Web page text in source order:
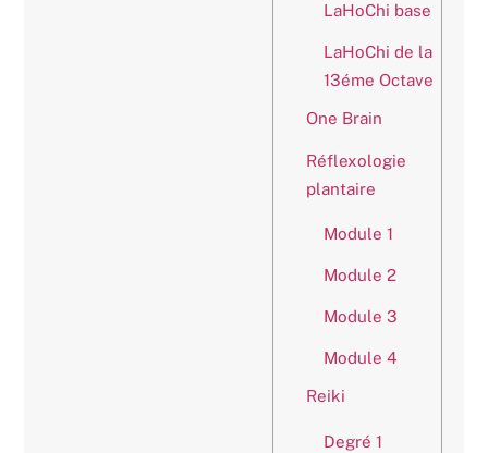
LaHoChi base
LaHoChi de la
13éme Octave
One Brain
Réflexologie
plantaire
Module 1
Module 2
Module 3
Module 4
Reiki
Degré 1